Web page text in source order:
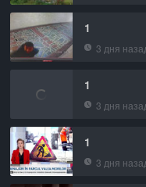
1
3 дня
1
3 дня
1
3 дня